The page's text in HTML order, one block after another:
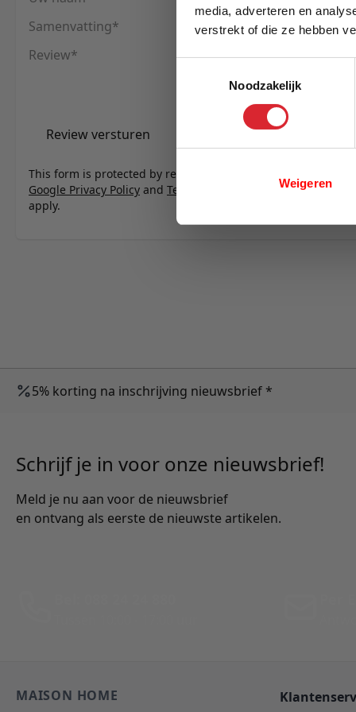
media, adverteren en
verstrekt of die ze hebben
Noodzakelijk
Weigeren
Samenvatting
Review
Review versturen
This form is protected by reCAPTCHA - the
Google Privacy Policy and Terms of Service
apply.
5% korting na inschrijving nieuwsbrief *
Schrijf je in voor onze nieuwsbrief!
Meld je nu aan voor de nieuwsbrief
en ontvang als eerste de nieuwste artikelen.
MAISON HOME